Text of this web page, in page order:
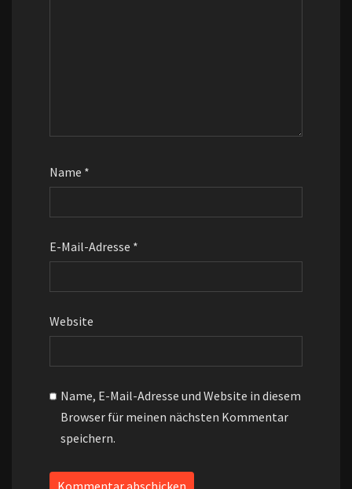
Name *
E-Mail-Adresse *
Website
Name, E-Mail-Adresse und Website in diesem
Browser für meinen nächsten Kommentar
speichern.